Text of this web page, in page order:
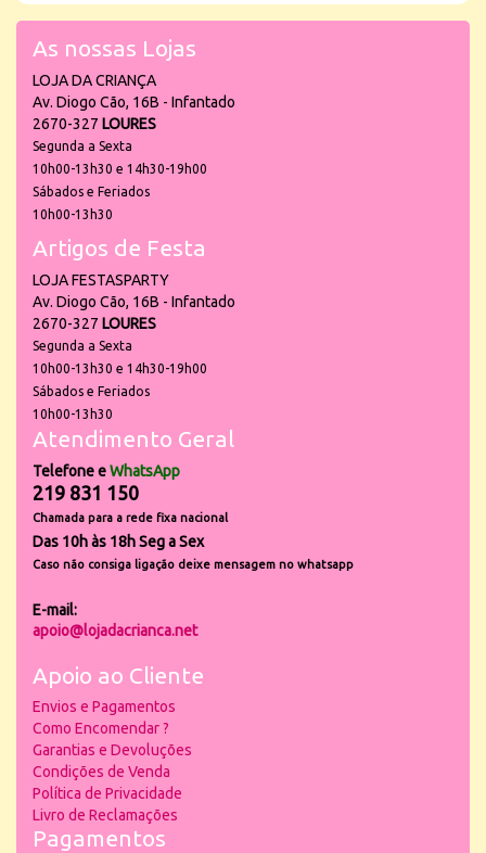
As nossas Lojas
LOJA DA CRIANÇA
Av. Diogo Cão, 16B - Infantado
2670-327 LOURES
Segunda a Sexta
10h00-13h30 e 14h30-19h00
Sábados e Feriados
10h00-13h30
Artigos de Festa
LOJA FESTASPARTY
Av. Diogo Cão, 16B - Infantado
2670-327 LOURES
Segunda a Sexta
10h00-13h30 e 14h30-19h00
Sábados e Feriados
10h00-13h30
Atendimento Geral
Telefone eWhatsApp
219 831 150
Chamada para a rede fixa nacional
Das 10h às 18h Seg a Sex
Caso não consiga ligação deixe mensagem no whatsapp
E-mail:
apoio@lojadacrianca.net
Apoio ao Cliente
Envios e Pagamentos
Como Encomendar ?
Garantias e Devoluções
Condições de Venda
Política de Privacidade
Livro de Reclamações
Pagamentos